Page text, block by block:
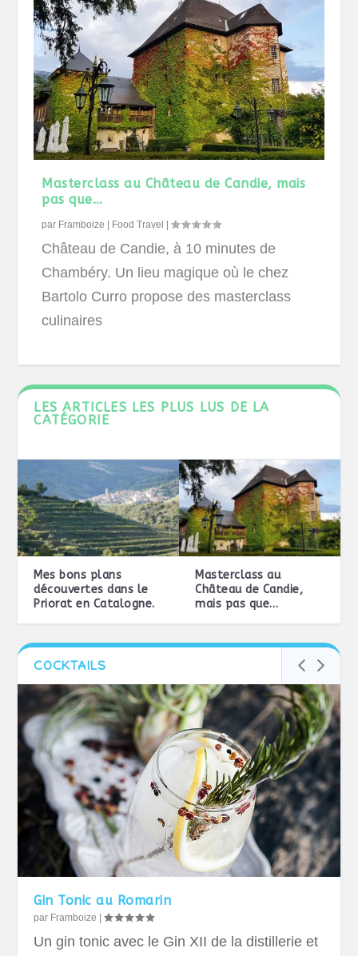
Masterclass au Château de Candie, mais
pas que…
par Framboize | Food Travel |
Château de Candie, à 10 minutes de
Chambéry. Un lieu magique où le chez
Bartolo Curro propose des masterclass
culinaires
LES ARTICLES LES PLUS LUS DE LA
CATÉGORIE
Mes bons plans
découvertes dans le
Priorat en Catalogne.
Masterclass au
Château de Candie,
mais pas que…
COCKTAILS
Gin Tonic au Romarin
par Framboize |
Un gin tonic avec le Gin XII de la distillerie et